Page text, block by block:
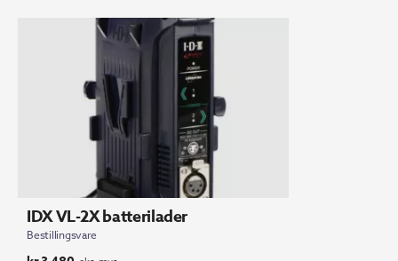
IDX VL-2X batterilader
Bestillingsvare